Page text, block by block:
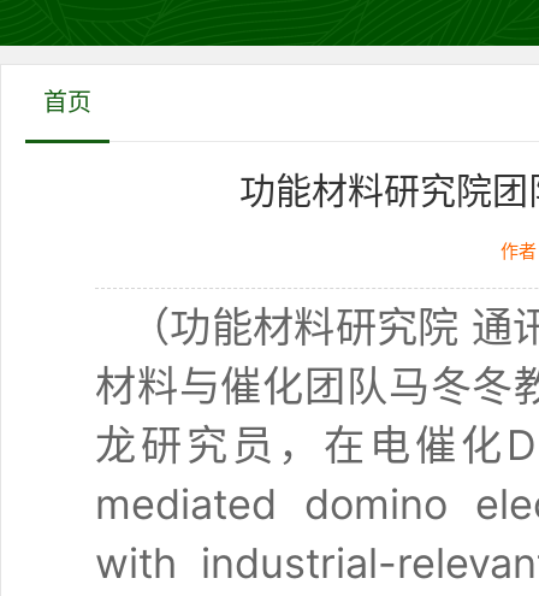
首页
功能材料研究院
作
（功能材料研究院
材料与催化团队马冬冬
龙研究员，在电催化
mediated domino
with industrial-